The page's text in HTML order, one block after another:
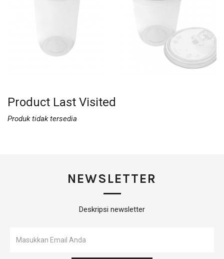
Product Last Visited
Produk tidak tersedia
NEWSLETTER
Deskripsi newsletter